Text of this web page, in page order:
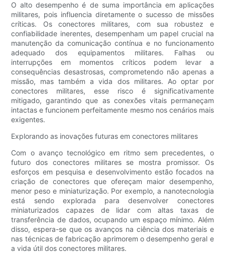
O alto desempenho é de suma importância em aplicações
militares, pois influencia diretamente o sucesso de missões
críticas. Os conectores militares, com sua robustez e
confiabilidade inerentes, desempenham um papel crucial na
manutenção da comunicação contínua e no funcionamento
adequado dos equipamentos militares. Falhas ou
interrupções em momentos críticos podem levar a
consequências desastrosas, comprometendo não apenas a
missão, mas também a vida dos militares. Ao optar por
conectores militares, esse risco é significativamente
mitigado, garantindo que as conexões vitais permaneçam
intactas e funcionem perfeitamente mesmo nos cenários mais
exigentes.
Explorando as inovações futuras em conectores militares
Com o avanço tecnológico em ritmo sem precedentes, o
futuro dos conectores militares se mostra promissor. Os
esforços em pesquisa e desenvolvimento estão focados na
criação de conectores que ofereçam maior desempenho,
menor peso e miniaturização. Por exemplo, a nanotecnologia
está sendo explorada para desenvolver conectores
miniaturizados capazes de lidar com altas taxas de
transferência de dados, ocupando um espaço mínimo. Além
disso, espera-se que os avanços na ciência dos materiais e
nas técnicas de fabricação aprimorem o desempenho geral e
a vida útil dos conectores militares.